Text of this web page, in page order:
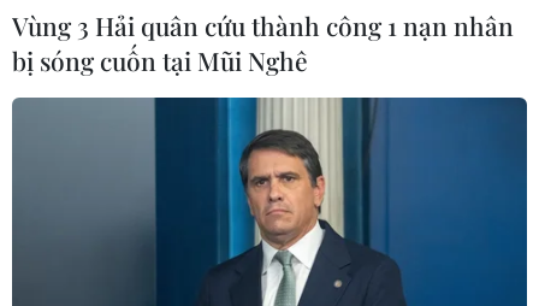
Vùng 3 Hải quân cứu thành công 1 nạn nhân
bị sóng cuốn tại Mũi Nghê